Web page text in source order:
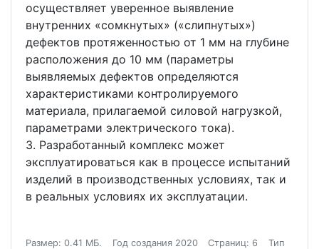
осуществляет уверенное выявление
внутренних «сомкнутых» («слипнутых»)
дефектов протяженностью от 1 мм на глубине
расположения до 10 мм (параметры
выявляемых дефектов определяются
характеристиками контролируемого
материала, прилагаемой силовой нагрузкой,
параметрами электрического тока).
3. Разработанный комплекс может
эксплуатироваться как в процессе испытаний
изделий в производственных условиях, так и
в реальных условиях их эксплуатации.
Размер: 0.41 МБ. Год создания 2020 Страниц: 6
Тип